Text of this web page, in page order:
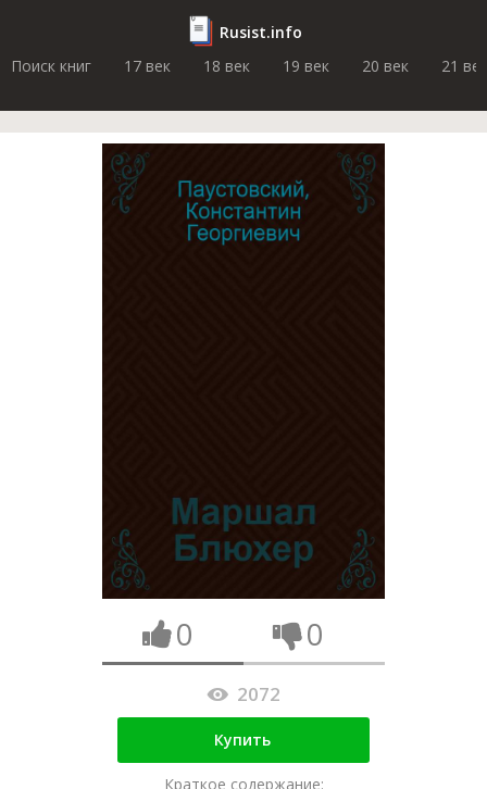
Rusist.info
Поиск книг
17 век 18 век 19 век 20 век 21 век
0 0
2072
Купить
Краткое содержание: